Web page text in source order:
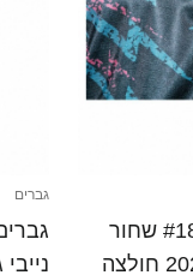
גברים דילן סטיבנסון #18 שחור
נייבי הרחק ג'רזי 2025/26 חולצה
גברים